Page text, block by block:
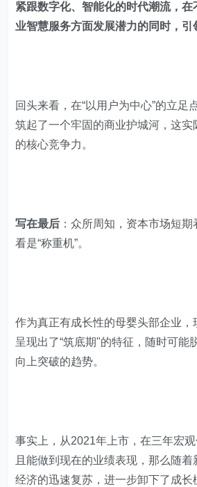
紧跟数字化、智能化的时代潮流，
业智慧服务方面发展潜力的同时，引
回头来看，在“以用户为中心”的立足
筑起了一个牢固的商业护城河，这实
的核心竞争力。
写在最后 ：众所周知，资本市场短期
看是“称重机”。
作为真正有成长性的母婴头部企业
呈现出了“筑底期"的特征，随时可能
向上突破的趋势。
事实上，从2021年上市，在三年宏
且能做到现在的业绩表现，那么随着
经济的迅速复苏，进一步卸下了成